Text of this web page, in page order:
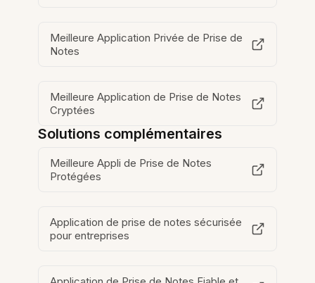
Meilleure Application Privée de Prise de
Notes
Meilleure Application de Prise de Notes
Cryptées
Solutions complémentaires
Meilleure Appli de Prise de Notes
Protégées
Application de prise de notes sécurisée
pour entreprises